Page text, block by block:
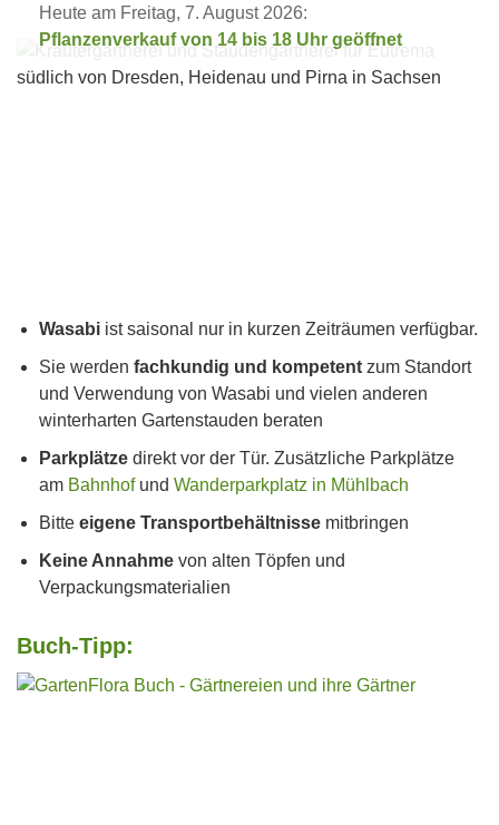
Heute am Freitag, 7. August 2026:
Pflanzenverkauf von 14 bis 18 Uhr geöffnet
Wasabi ist saisonal nur in kurzen Zeiträumen verfügbar.
Sie werden fachkundig und kompetent zum Standort
und Verwendung von Wasabi und vielen anderen
winterharten Gartenstauden beraten
Parkplätze direkt vor der Tür. Zusätzliche Parkplätze
am Bahnhofund Wanderparkplatz in Mühlbach
Bitte eigene Transportbehältnisse mitbringen
Keine Annahme von alten Töpfen und
Verpackungsmaterialien
Buch-Tipp: